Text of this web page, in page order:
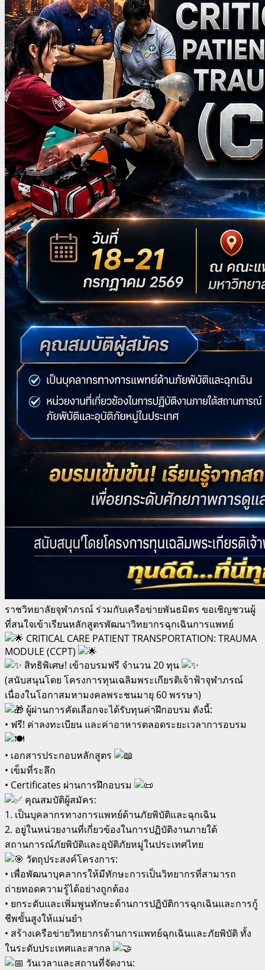
ราชวิทยาลัยจุฬาภรณ์ ร่วมกับเครือข่ายพันธมิตร ขอเชิญชวนผู้
ที่สนใจเข้าเรียนหลักสูตรพัฒนาวิทยากรฉุกเฉินการแพทย์
CRITICAL CARE PATIENT TRANSPORTATION: TRAUMA
MODULE (CCPT)
สิทธิพิเศษ! เข้าอบรมฟรี จำนวน 20 ทุน
(สนับสนุนโดย โครงการทุนเฉลิมพระเกียรติเจ้าฟ้าจุฬาภรณ์
เนื่องในโอกาสมหามงคลพระชนมายุ 60 พรรษา)
ผู้ผ่านการคัดเลือกจะได้รับทุนค่าฝึกอบรม ดังนี้:
• ฟรี! ค่าลงทะเบียน และค่าอาหารตลอดระยะเวลาการอบรม
• เอกสารประกอบหลักสูตร
• เข็มที่ระลึก
• Certificates ผ่านการฝึกอบรม
คุณสมบัติผู้สมัคร:
1. เป็นบุคลากรทางการแพทย์ด้านภัยพิบัติและฉุกเฉิน
2. อยู่ในหน่วยงานที่เกี่ยวข้องในการปฏิบัติงานภายใต้
สถานการณ์ภัยพิบัติและอุบัติภัยหมู่ในประเทศไทย
วัตถุประสงค์โครงการ:
• เพื่อพัฒนาบุคลากรให้มีทักษะการเป็นวิทยากรที่สามารถ
ถ่ายทอดความรู้ได้อย่างถูกต้อง
• ยกระดับและเพิ่มพูนทักษะด้านการปฏิบัติการฉุกเฉินและการกู้
ชีพขั้นสูงให้แม่นยำ
• สร้างเครือข่ายวิทยากรด้านการแพทย์ฉุกเฉินและภัยพิบัติ ทั้ง
ในระดับประเทศและสากล
วันเวลาและสถานที่จัดงาน: